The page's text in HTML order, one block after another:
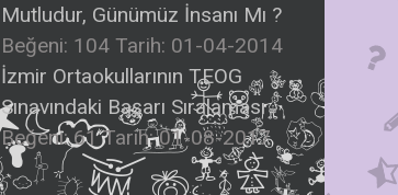
Mutludur, Günümüz İnsanı Mı ?
Beğeni: 104 Tarih: 01-04-2014
İzmir Ortaokullarının TEOG
Sınavındaki Başarı Sıralaması
Beğeni: 61 Tarih: 01-08-2017